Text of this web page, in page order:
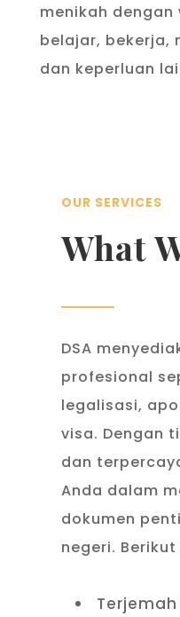
menikah
belajar, bekerja,
dan keperluan
OUR SERVICES
What
DSA
profesional
legalisasi,
visa. Dengan
dan
Anda dalam
dokumen
negeri.